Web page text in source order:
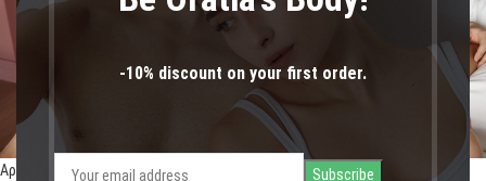
-10% discount on your first order.
Αρχική σελίδα Shop Προϊόντα με ετικέτα “σουτιέν θηλασμού”